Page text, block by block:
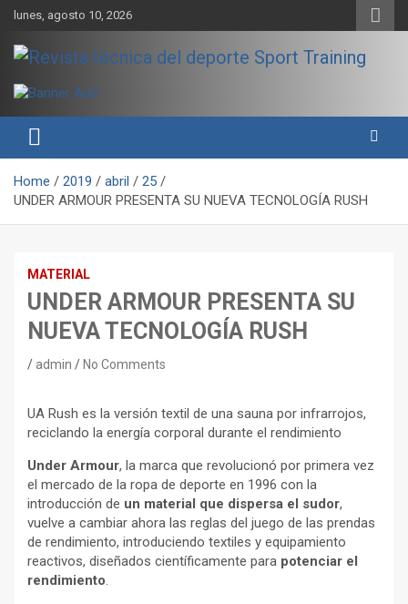
Skip
content
lunes, agosto 10, 2026
Revista técnica del deporte
Sport Training
rendimiento, nutrición y entrenamiento.
Home 2019 abril
25
UNDER ARMOUR PRESENTA SU NUEVA TECNOLOGÍA RUSH
MATERIAL
UNDER ARMOUR PRESENTA SU
NUEVA TECNOLOGÍA RUSH
admin No Comments
UA Rush es la versión textil de una sauna por infrarrojos,
reciclando la energía corporal durante el rendimiento
Under Armour, la marca que revolucionó por primera vez
el mercado de la ropa de deporte en 1996 con la
introducción de un material que dispersa el sudor,
vuelve a cambiar ahora las reglas del juego de las prendas
de rendimiento, introduciendo textiles y equipamiento
reactivos, diseñados científicamente para potenciar el
rendimiento.